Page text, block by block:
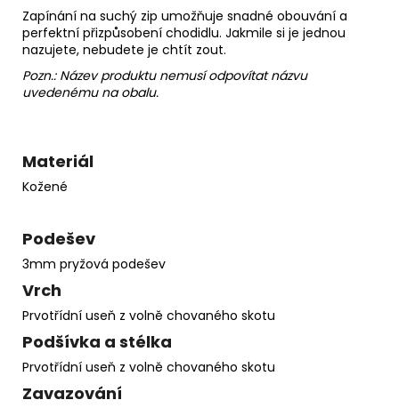
Zapínání na suchý zip umožňuje snadné obouvání a
perfektní přizpůsobení chodidlu. Jakmile si je jednou
nazujete, nebudete je chtít zout.
Pozn.: Název produktu nemusí odpovítat názvu
uvedenému na obalu.
Materiál
Kožené
Podešev
3mm pryžová podešev
Vrch
Prvotřídní useň z volně chovaného skotu
Podšívka a stélka
Prvotřídní useň z volně chovaného skotu
Zavazování